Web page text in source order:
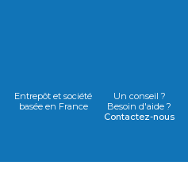
Entrepôt et société
basée en France
Un conseil ?
Besoin d'aide ?
Contactez-nous